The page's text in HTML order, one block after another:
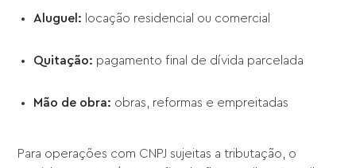
Aluguel: locação residencial ou comercial
Quitação: pagamento final de dívida parcelada
Mão de obra: obras, reformas e empreitadas
Para operações com CNPJ sujeitas a tributação, o